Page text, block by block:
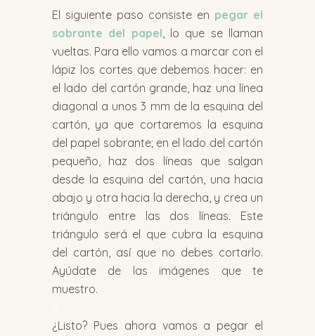
El siguiente paso consiste en pegar el
sobrante del papel, lo que se llaman
vueltas. Para ello vamos a marcar con el
lápiz los cortes que debemos hacer: en
el lado del cartón grande, haz una línea
diagonal a unos 3 mm de la esquina del
cartón, ya que cortaremos la esquina
del papel sobrante; en el lado del cartón
pequeño, haz dos líneas que salgan
desde la esquina del cartón, una hacia
abajo y otra hacia la derecha, y crea un
triángulo entre las dos líneas. Este
triángulo será el que cubra la esquina
del cartón, así que no debes cortarlo.
Ayúdate de las imágenes que te
muestro.
¿Listo? Pues ahora vamos a pegar el